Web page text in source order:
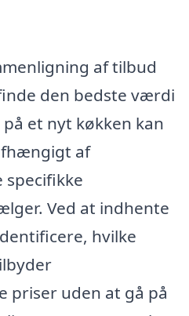
af tilbud
den bedste værdi
et nyt køkken kan
af
specifikke
Ved at indhente
hvilke
priser uden at gå på